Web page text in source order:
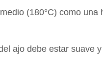
(180°C) como una
ajo debe estar suave